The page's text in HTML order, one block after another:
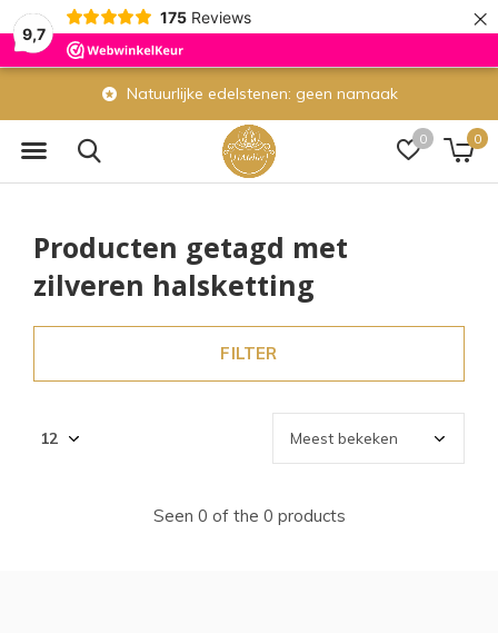
9,7
175 Reviews ×
0 0
Natuurlijke edelstenen: geen namaak
Producten getagd met
zilveren halsketting
FILTER
Seen 0 of the 0 products